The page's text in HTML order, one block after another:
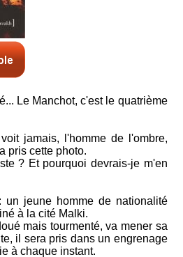
Le Manchot, c'est le quatrième
jamais, l'homme de l'ombre,
pris cette photo.
? Et pourquoi devrais-je m'en
un jeune homme de nationalité
à la cité Malki.
mais tourmenté, va mener sa
il sera pris dans un engrenage
à chaque instant.